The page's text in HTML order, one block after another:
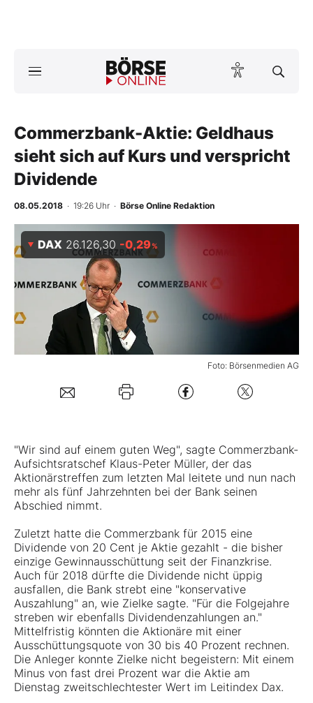
ktuelle Ausgabe BÖRSE ONLINE lesen
News
Anlageprodukte
Finanz-Check
Abo & Shop
BO-Musterdepots
Experten
Mein B:O
Mein Konto
Kontakt
Commerzbank-Aktie: Geldhaus
sieht sich auf Kurs und verspricht
Dividende
08.05.2018 · 19:26 Uhr · Börse Online Redaktion
Foto: Börsenmedien AG
DAX 26.126,30 -0,29%
"Wir sind auf einem guten Weg", sagte Commerzbank-
Aufsichtsratschef Klaus-Peter Müller, der das
Aktionärstreffen zum letzten Mal leitete und nun nach
mehr als fünf Jahrzehnten bei der Bank seinen
Abschied nimmt.
Zuletzt hatte die Commerzbank für 2015 eine
Dividende von 20 Cent je Aktie gezahlt - die bisher
einzige Gewinnausschüttung seit der Finanzkrise.
Auch für 2018 dürfte die Dividende nicht üppig
ausfallen, die Bank strebt eine "konservative
Auszahlung" an, wie Zielke sagte. "Für die Folgejahre
streben wir ebenfalls Dividendenzahlungen an."
Mittelfristig könnten die Aktionäre mit einer
Ausschüttungsquote von 30 bis 40 Prozent rechnen.
Die Anleger konnte Zielke nicht begeistern: Mit einem
Minus von fast drei Prozent war die Aktie am
Dienstag zweitschlechtester Wert im Leitindex Dax.